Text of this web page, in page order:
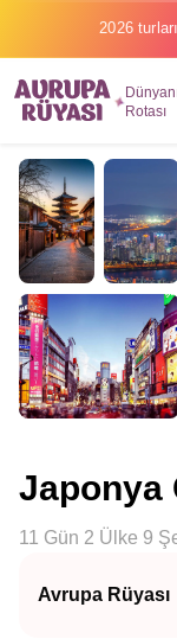
2026
Rotası
Japonya
11 Gün 2 Ülke 9
Avrupa Rüyası